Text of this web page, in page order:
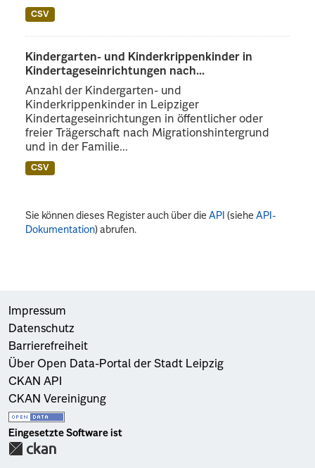
CSV
Kindergarten- und Kinderkrippenkinder in
Kindertageseinrichtungen nach...
Anzahl der Kindergarten- und
Kinderkrippenkinder in Leipziger
Kindertageseinrichtungen in öffentlicher oder
freier Trägerschaft nach Migrationshintergrund
und in der Familie...
CSV
Sie können dieses Register auch über dieAPI (sieheAPI-
Dokumentation) abrufen.
Impressum
Datenschutz
Barrierefreiheit
Über Open Data-Portal der Stadt Leipzig
CKAN API
CKAN Vereinigung
Eingesetzte Software ist